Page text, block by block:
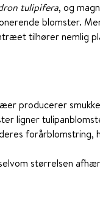
tulipifera, og
blomster.
tilhører nemlig
producerer
ligner
forårblomstring,
størrelsen